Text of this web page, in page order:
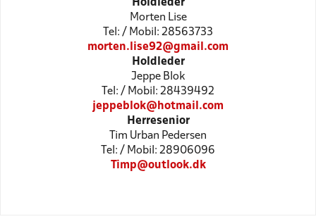
Holdleder
Morten Lise
Tel: / Mobil: 28563733
morten.lise92@gmail.com
Holdleder
Jeppe Blok
Tel: / Mobil: 28439492
jeppeblok@hotmail.com
Herresenior
Tim Urban Pedersen
Tel: / Mobil: 28906096
Timp@outlook.dk